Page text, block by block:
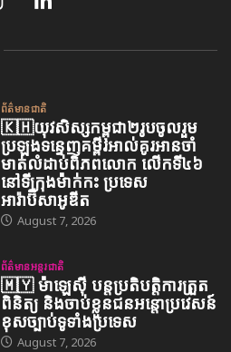
ព័ត៌មានជាតិ
🇰🇭យុវសិស្សកម្ពុជា២រូបចូលរួម
ប្រឡងទន្ទេញគម្ពីរអាល់គូរអានចាំ
មាត់លំដាប់ពិភពលោក លើកទី៤៦
នៅទីក្រុងម៉ាក់កះ ប្រទេស
អារ៉ាប៊ីសាអូឌីត
August 7, 2026
ព័ត៌មានអន្តរជាតិ
🇲🇾 ម៉ាឡេស៊ី បន្តប្រតិបត្តិការត្រួត
ពិនិត្យ និងចាប់ខ្លួនជនអន្តោប្រវេសន៍
ខុសច្បាប់ទូទាំងប្រទេស
August 7, 2026